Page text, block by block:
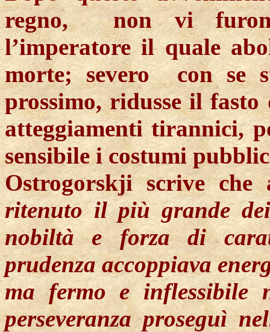
regno,
non vi
l’imperatore il quale
morte; severo
con se
prossimo, ridusse il fasto
atteggiamenti tirannici,
sensibile i costumi
Ostrogorskjiscrive
ritenuto il più grande
nobiltà e forza di
prudenza accoppiava
ma fermo e inflessibile
perseveranza proseguì